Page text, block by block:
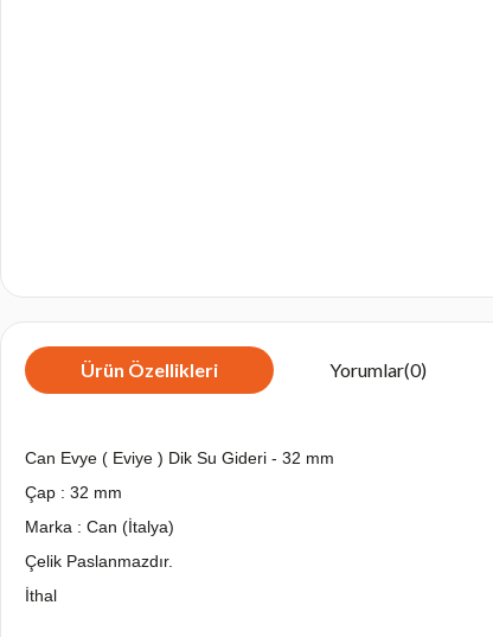
Ürün Özellikleri Yorumlar(0)
Can Evye ( Eviye ) Dik Su Gideri - 32 mm
Çap : 32 mm
Marka : Can (İtalya)
Çelik Paslanmazdır.
İthal